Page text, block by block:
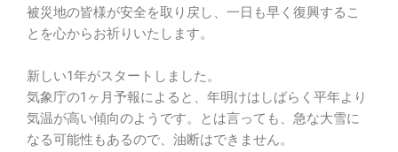
被災地の皆様が安全を取り戻し、一日も早く復興するこ
とを心からお祈りいたします。
新しい1年がスタートしました。
気象庁の1ヶ月予報によると、年明けはしばらく平年より
気温が高い傾向のようです。とは言っても、急な大雪に
なる可能性もあるので、油断はできません。